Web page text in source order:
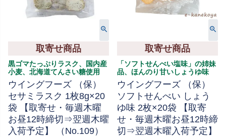
取寄せ商品
黒ゴマたっぷりラスク、国内産
小麦、北海道てんさい糖使用
ウイングフーズ （保）
セサミラスク 1枚8g×20
袋 【取寄せ・毎週木曜
お昼12時締切⇒翌週木曜
入荷予定】 （No.109）
取寄せ商品
「ソフトせんべい塩味」の姉妹
品、ほんのり甘いしょうゆ味
ウイングフーズ （保）
ソフトせんべい しょう
ゆ味 2枚×20袋 【取寄
せ・毎週木曜お昼12時締
切⇒翌週木曜入荷予定】